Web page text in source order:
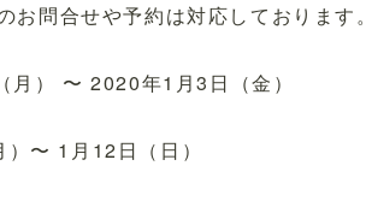
お問合せや予約は対応しております。
） 〜 2020年1月3日（金）
〜 1月12日（日）